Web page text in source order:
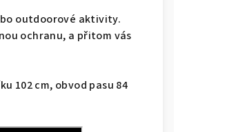
outdoorové aktivity.
ochranu, a přitom vás
102 cm, obvod pasu 84